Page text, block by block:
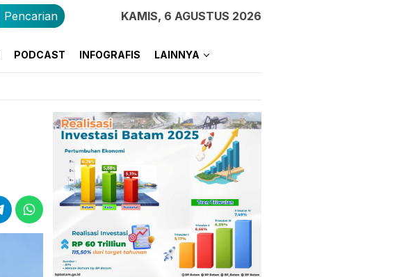
Pencarian KAMIS, 6 AGUSTUS 2026
PODCAST INFOGRAFIS LAINNYA